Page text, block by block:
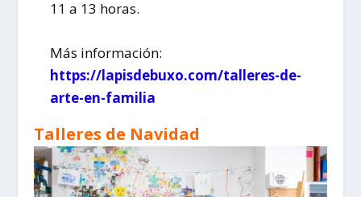
11 a 13 horas.
Más información:
https://lapisdebuxo.com/talleres-de-
arte-en-familia
Talleres de Navidad